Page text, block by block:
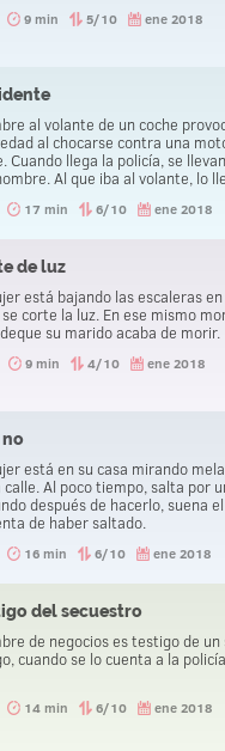
9 min 5/10 ene 2018
al volante de un coche
al chocarse contra una
Cuando llega la policía, se
Al que iba al volante, lo
17 min 6/10 ene 2018
de luz
está bajando las escaleras
corte la luz. En ese mismo
su marido acaba de morir.
9 min 4/10 ene 2018
no
está en su casa mirando
calle. Al poco tiempo, salta por
después de hacerlo, suena
de haber saltado.
16 min 6/10 ene 2018
del secuestro
de negocios es testigo de
cuando se lo cuenta a la
14 min 6/10 ene 2018